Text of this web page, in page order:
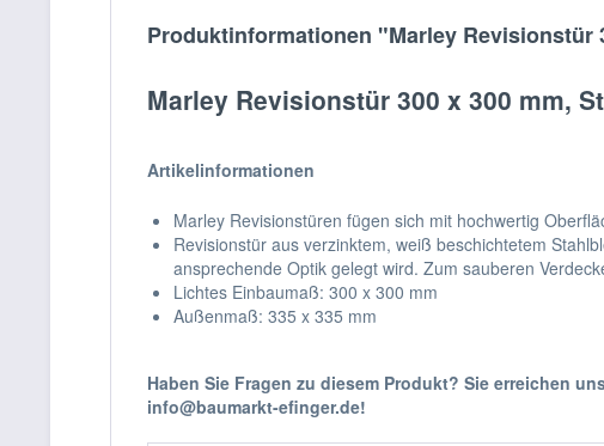
Produktinformationen "Marley Revisionstür
Marley Revisionstür 300 x 300 mm,
Artikelinformationen
Marley Revisionstüren fügen sich mit hochwertig
Revisionstür aus verzinktem, weiß beschichtetem
ansprechende Optik gelegt wird. Zum sauberen
Lichtes Einbaumaß: 300 x 300 mm
Außenmaß: 335 x 335 mm
Haben Sie Fragen zu diesem Produkt? Sie erreichen
info@baumarkt-efinger.de!